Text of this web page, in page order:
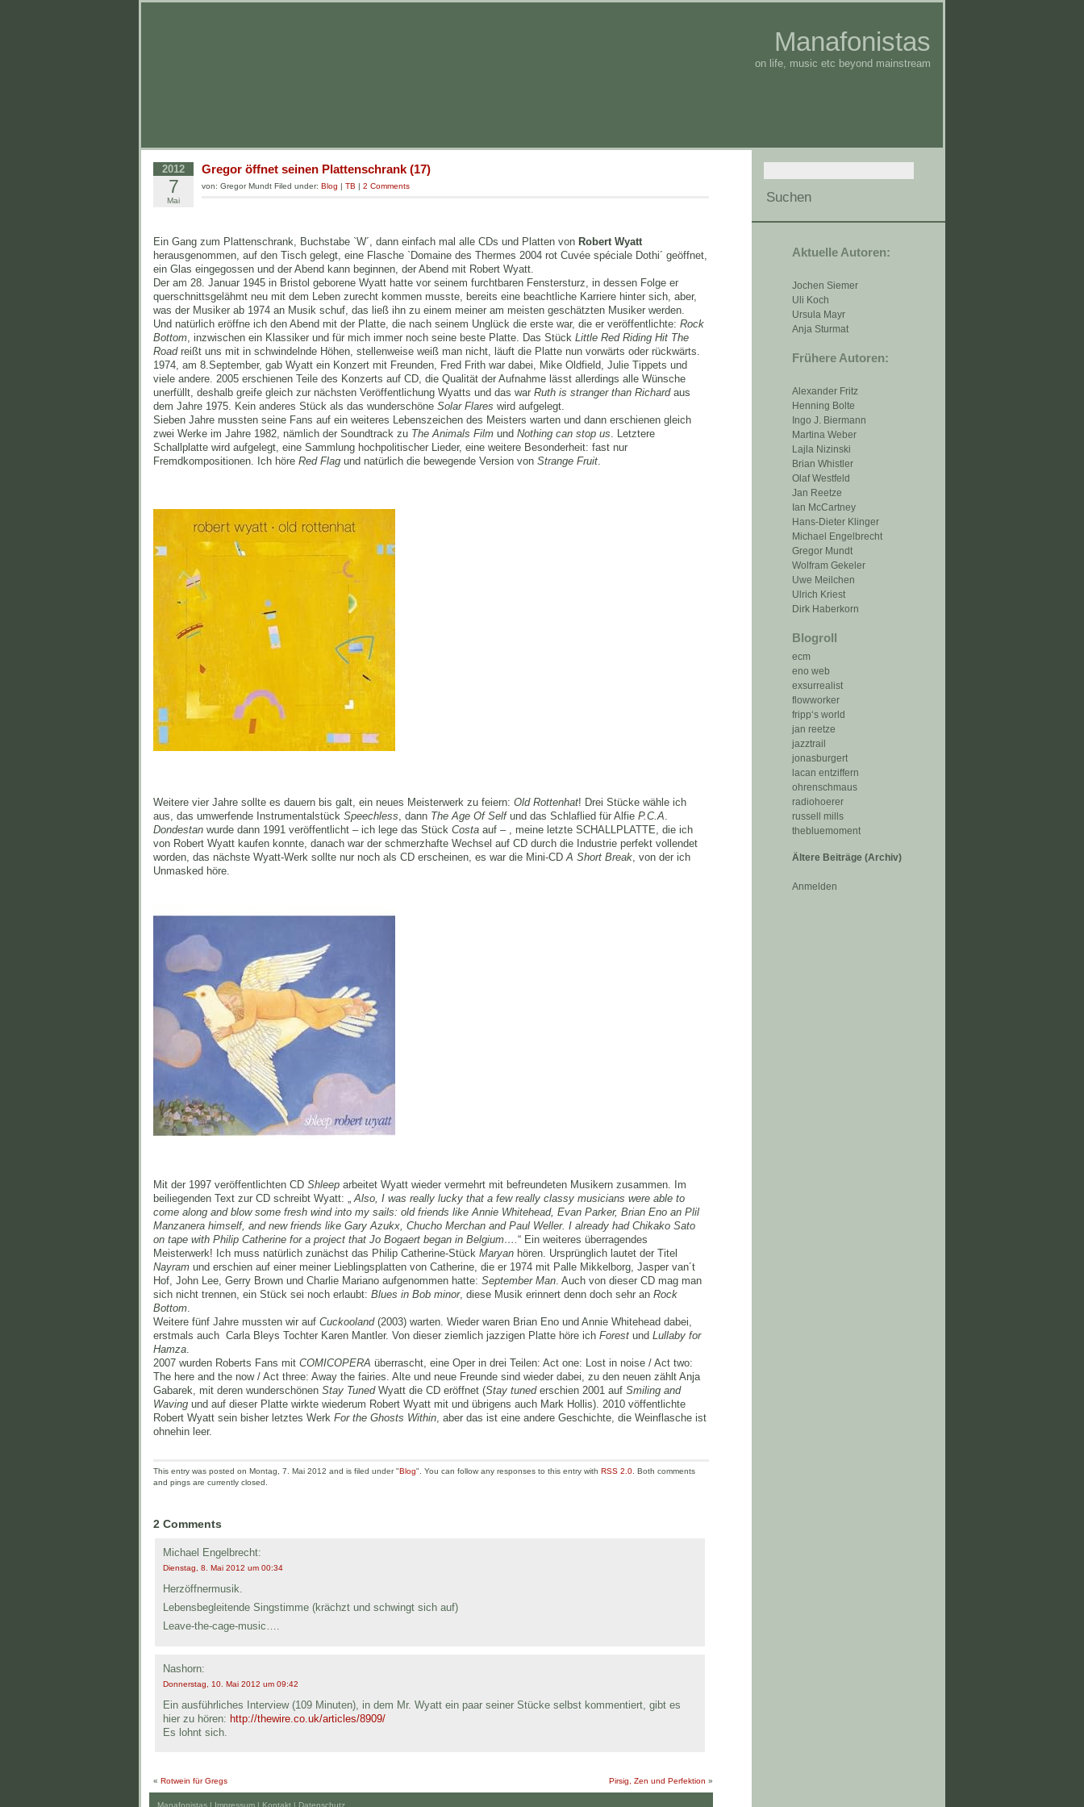
Manafonistas
on life, music etc beyond mainstream
Aktuelle Autoren:
Jochen Siemer
Uli Koch
Ursula Mayr
Anja Sturmat
Frühere Autoren:
Alexander Fritz
Henning Bolte
Ingo J. Biermann
Martina Weber
Lajla Nizinski
Brian Whistler
Olaf Westfeld
Jan Reetze
Ian McCartney
Hans-Dieter Klinger
Michael Engelbrecht
Gregor Mundt
Wolfram Gekeler
Uwe Meilchen
Ulrich Kriest
Dirk Haberkorn
Blogroll
ecm
eno web
exsurrealist
flowworker
fripp‘s world
jan reetze
jazztrail
jonasburgert
lacan entziffern
ohrenschmaus
radiohoerer
russell mills
thebluemoment
Ältere Beiträge (Archiv)
Anmelden
2012
7
Mai
Gregor öffnet seinen Plattenschrank (17)
von: Gregor Mundt Filed under: Blog | TB | 2 Comments
Ein Gang zum Plattenschrank, Buchstabe `W´, dann einfach mal alle CDs und Platten von Robert Wyatt
herausgenommen, auf den Tisch gelegt, eine Flasche `Domaine des Thermes 2004 rot Cuvée spéciale Dothi´ geöffnet,
ein Glas eingegossen und der Abend kann beginnen, der Abend mit Robert Wyatt.
Der am 28. Januar 1945 in Bristol geborene Wyatt hatte vor seinem furchtbaren Fenstersturz, in dessen Folge er
querschnittsgelähmt neu mit dem Leben zurecht kommen musste, bereits eine beachtliche Karriere hinter sich, aber,
was der Musiker ab 1974 an Musik schuf, das ließ ihn zu einem meiner am meisten geschätzten Musiker werden.
Und natürlich eröffne ich den Abend mit der Platte, die nach seinem Unglück die erste war, die er veröffentlichte: Rock
Bottom, inzwischen ein Klassiker und für mich immer noch seine beste Platte. Das Stück Little Red Riding Hit The
Roadreißt uns mit in schwindelnde Höhen, stellenweise weiß man nicht, läuft die Platte nun vorwärts oder rückwärts.
1974, am 8.September, gab Wyatt ein Konzert mit Freunden, Fred Frith war dabei, Mike Oldfield, Julie Tippets und
viele andere. 2005 erschienen Teile des Konzerts auf CD, die Qualität der Aufnahme lässt allerdings alle Wünsche
unerfüllt, deshalb greife gleich zur nächsten Veröffentlichung Wyatts und das war Ruth is stranger than Richardaus
dem Jahre 1975. Kein anderes Stück als das wunderschöne Solar Flares wird aufgelegt.
Sieben Jahre mussten seine Fans auf ein weiteres Lebenszeichen des Meisters warten und dann erschienen gleich
zwei Werke im Jahre 1982, nämlich der Soundtrack zu The Animals Film und Nothing can stop us. Letztere
Schallplatte wird aufgelegt, eine Sammlung hochpolitischer Lieder, eine weitere Besonderheit: fast nur
Fremdkompositionen. Ich höre Red Flag und natürlich die bewegende Version von Strange Fruit.
Weitere vier Jahre sollte es dauern bis galt, ein neues Meisterwerk zu feiern: Old Rottenhat! Drei Stücke wähle ich
aus, das umwerfende Instrumentalstück Speechless, dann The Age Of Selfund das Schlaflied für Alfie P.C.A.
Dondestan wurde dann 1991 veröffentlicht – ich lege das Stück Costa auf – , meine letzte SCHALLPLATTE, die ich
von Robert Wyatt kaufen konnte, danach war der schmerzhafte Wechsel auf CD durch die Industrie perfekt vollendet
worden, das nächste Wyatt-Werk sollte nur noch als CD erscheinen, es war die Mini-CDA Short Break, von der ich
Unmasked höre.
Mit der 1997 veröffentlichten CD Shleep arbeitet Wyatt wieder vermehrt mit befreundeten Musikern zusammen. Im
beiliegenden Text zur CD schreibt Wyatt: „ Also, I was really lucky that a few really classy musicians were able to
come along and blow some fresh wind into my sails: old friends like Annie Whitehead, Evan Parker, Brian Eno an Plil
Manzanera himself, and new friends like Gary Azukx, Chucho Merchan and Paul Weller. I already had Chikako Sato
on tape with Philip Catherine for a project that Jo Bogaert began in Belgium….“ Ein weiteres überragendes
Meisterwerk! Ich muss natürlich zunächst das Philip Catherine-Stück Maryan hören. Ursprünglich lautet der Titel
Nayram und erschien auf einer meiner Lieblingsplatten von Catherine, die er 1974 mit Palle Mikkelborg, Jasper van´t
Hof, John Lee, Gerry Brown und Charlie Mariano aufgenommen hatte: September Man. Auch von dieser CD mag man
sich nicht trennen, ein Stück sei noch erlaubt: Blues in Bob minor, diese Musik erinnert denn doch sehr an Rock
Bottom.
Weitere fünf Jahre mussten wir auf Cuckooland(2003) warten. Wieder waren Brian Eno und Annie Whitehead dabei,
erstmals auch Carla Bleys Tochter Karen Mantler. Von dieser ziemlich jazzigen Platte höre ich Forest und Lullaby for
Hamza.
2007 wurden Roberts Fans mit COMICOPERA überrascht, eine Oper in drei Teilen: Act one: Lost in noise / Act two:
The here and the now / Act three: Away the fairies. Alte und neue Freunde sind wieder dabei, zu den neuen zählt Anja
Gabarek, mit deren wunderschönen Stay TunedWyatt die CD eröffnet (Stay tunederschien 2001 auf Smiling and
Waving und auf dieser Platte wirkte wiederum Robert Wyatt mit und übrigens auch Mark Hollis). 2010 vöffentlichte
Robert Wyatt sein bisher letztes Werk For the Ghosts Within, aber das ist eine andere Geschichte, die Weinflasche ist
ohnehin leer.
This entry was posted on Montag, 7. Mai 2012 and is filed under "Blog". You can follow any responses to this entry with RSS 2.0. Both comments
and pings are currently closed.
2 Comments
Michael Engelbrecht:
Dienstag, 8. Mai 2012 um 00:34
Herzöffnermusik.
Lebensbegleitende Singstimme (krächzt und schwingt sich auf)
Leave-the-cage-music….
Nashorn:
Donnerstag, 10. Mai 2012 um 09:42
Ein ausführliches Interview (109 Minuten), in dem Mr. Wyatt ein paar seiner Stücke selbst kommentiert, gibt es
hier zu hören: http://thewire.co.uk/articles/8909/
Es lohnt sich.
Pirsig, Zen und Perfektion »
« Rotwein für Gregs
Manafonistas | Impressum | Kontakt | Datenschutz